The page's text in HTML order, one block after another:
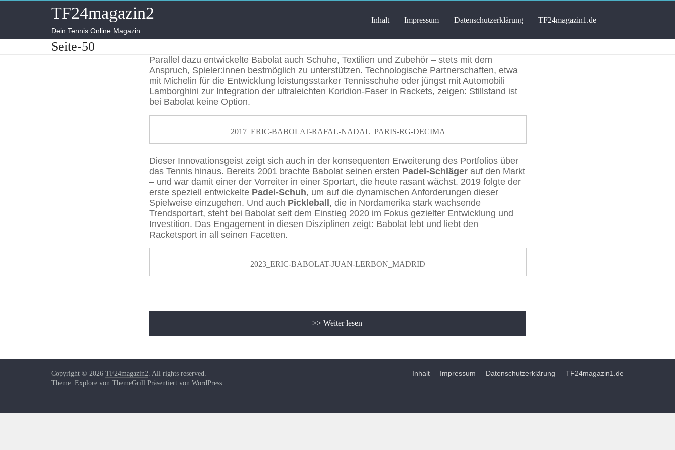
TF24magazin2
Dein Tennis Online Magazin
Inhalt Impressum Datenschutzerklärung TF24magazin1.de
Seite-50
Parallel dazu entwickelte Babolat auch Schuhe, Textilien und Zubehör – stets mit dem
Anspruch, Spieler:innen bestmöglich zu unterstützen. Technologische Partnerschaften, etwa
mit Michelin für die Entwicklung leistungsstarker Tennisschuhe oder jüngst mit Automobili
Lamborghini zur Integration der ultraleichten Koridion-Faser in Rackets, zeigen: Stillstand ist
bei Babolat keine Option.
2017_ERIC-BABOLAT-RAFAL-NADAL_PARIS-RG-DECIMA
Dieser Innovationsgeist zeigt sich auch in der konsequenten Erweiterung des Portfolios über
das Tennis hinaus. Bereits 2001 brachte Babolat seinen ersten Padel-Schläger auf den Markt
– und war damit einer der Vorreiter in einer Sportart, die heute rasant wächst. 2019 folgte der
erste speziell entwickelte Padel-Schuh, um auf die dynamischen Anforderungen dieser
Spielweise einzugehen. Und auch Pickleball, die in Nordamerika stark wachsende
Trendsportart, steht bei Babolat seit dem Einstieg 2020 im Fokus gezielter Entwicklung und
Investition. Das Engagement in diesen Disziplinen zeigt: Babolat lebt und liebt den
Racketsport in all seinen Facetten.
2023_ERIC-BABOLAT-JUAN-LERBON_MADRID
>> Weiter lesen
Copyright © 2026TF24magazin2. All rights reserved.
Theme:Explore von ThemeGrill Präsentiert vonWordPress
Inhalt Impressum Datenschutzerklärung TF24magazin1.de